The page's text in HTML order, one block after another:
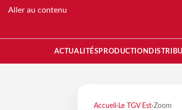
Aller au contenu
ACTUALITÉS PRODUCTION
Accueil › Le TGV Est›Zoom